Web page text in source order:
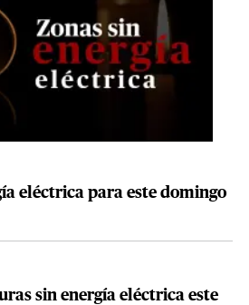
eléctrica para este domingo
sin energía eléctrica este